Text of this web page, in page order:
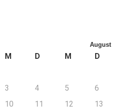
August
M D M D
3
4 5 6
10
11 12 13